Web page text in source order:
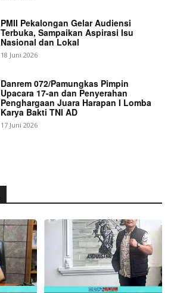
PMII Pekalongan Gelar Audiensi
Terbuka, Sampaikan Aspirasi Isu
Nasional dan Lokal
18 Juni 2026
Danrem 072/Pamungkas Pimpin
Upacara 17-an dan Penyerahan
Penghargaan Juara Harapan I Lomba
Karya Bakti TNI AD
17 Juni 2026